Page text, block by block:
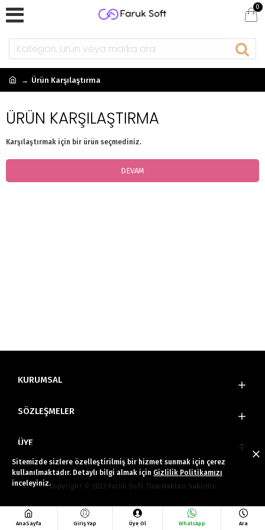
0
Ürün Karşılaştırma
ÜRÜN KARŞILAŞTIRMA
Karşılaştırmak için bir ürün seçmediniz.
DEVAM
KURUMSAL
SÖZLEŞMELER
ÜYE
Copyright © 2022 Faruk Soft Tüm Hakları Saklıdır.
AnaSayfa Giriş Yap Üye Ol WhatsApp Ara
Sitemizde sizlere özelleştirilmiş bir hizmet sunmak için çerez
kullanılmaktadır. Detaylı bilgi almak için Gizlilik Politikamızı
inceleyiniz.